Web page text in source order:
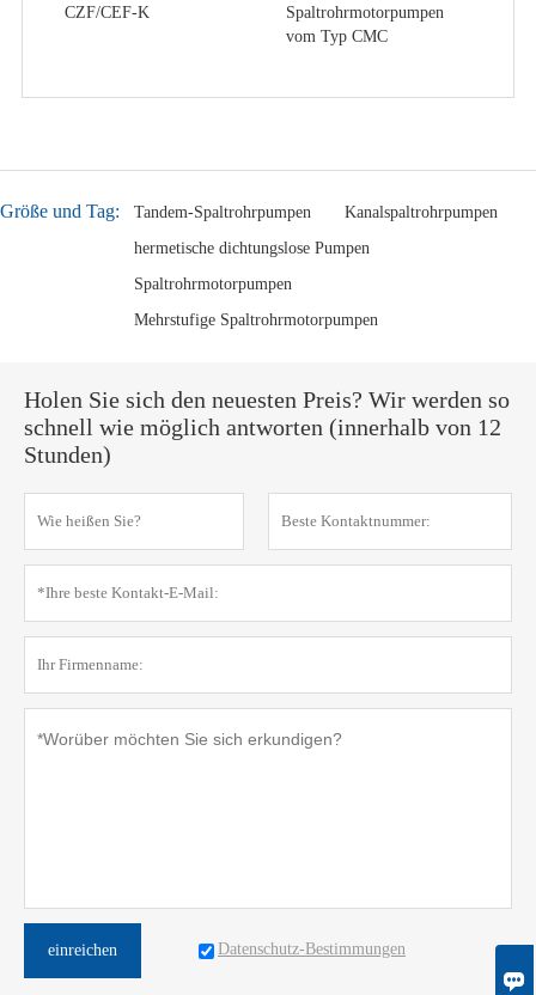
CZF/CEF-K
Spaltrohrmotorpumpen
vom Typ CMC
Größe und Tag: Tandem-Spaltrohrpumpen
Kanalspaltrohrpumpen
hermetische dichtungslose Pumpen
Spaltrohrmotorpumpen
Mehrstufige Spaltrohrmotorpumpen
Holen Sie sich den neuesten Preis? Wir werden so
schnell wie möglich antworten (innerhalb von 12
Stunden)
einreichen Datenschutz-Bestimmungen
